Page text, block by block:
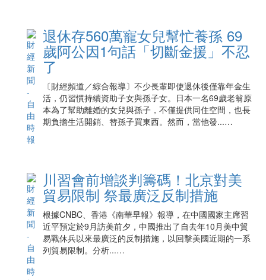
退休存560萬寵女兒幫忙養孫 69
歲阿公因1句話「切斷金援」不忍
了
〔財經頻道／綜合報導〕不少長輩即使退休後僅靠年金生
活，仍習慣持續資助子女與孫子女。日本一名69歲老翁原
本為了幫助離婚的女兒與孫子，不僅提供同住空間，也長
期負擔生活開銷、替孫子買東西。然而，當他發...…
川習會前增談判籌碼！北京對美
貿易限制 祭最廣泛反制措施
根據CNBC、香港《南華早報》報導，在中國國家主席習
近平預定於9月訪美前夕，中國推出了自去年10月美中貿
易戰休兵以來最廣泛的反制措施，以回擊美國近期的一系
列貿易限制。分析...…